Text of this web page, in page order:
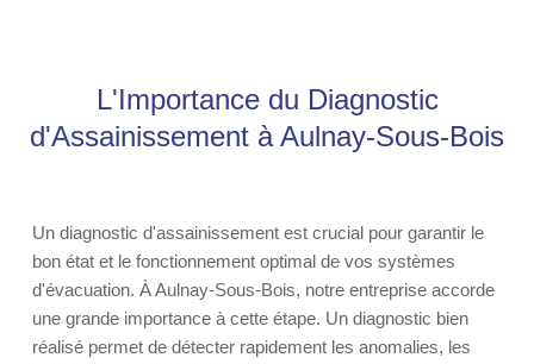
L'Importance du Diagnostic
d'Assainissement à Aulnay-Sous-Bois
Un diagnostic d'assainissement est crucial pour garantir le
bon état et le fonctionnement optimal de vos systèmes
d'évacuation. À Aulnay-Sous-Bois, notre entreprise accorde
une grande importance à cette étape. Un diagnostic bien
réalisé permet de détecter rapidement les anomalies, les